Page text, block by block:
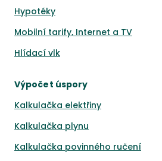
Hypotéky
Mobilní tarify, Internet a TV
Hlídací vlk
Výpočet úspory
Kalkulačka elektřiny
Kalkulačka plynu
Kalkulačka povinného ručení